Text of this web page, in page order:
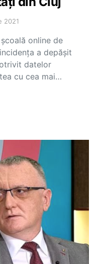
2021
online de
a depășit
datelor
cu cea mai…